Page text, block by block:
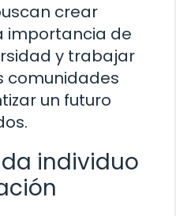
crear
importancia de
y trabajar
comunidades
un futuro
individuo